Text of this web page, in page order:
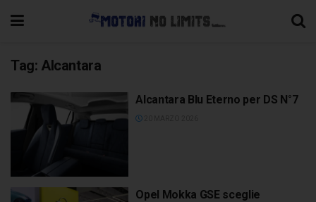
Tag: Alcantara
Alcantara Blu Eterno per DS N°7
Opel Mokka GSE sceglie